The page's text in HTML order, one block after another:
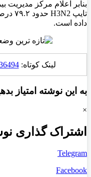
بنابر اعلام مرکز مدیریت
تایپ H3N2 حدود ۷۹.۲ درصد موارد
داده است.
لینک کوتاه:
به این نوشته امتیاز
×
اشتراک گذاری
Telegram
Facebook